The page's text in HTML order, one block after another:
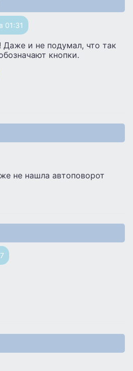
01:31
Даже и не подумал, что так
кнопки.
не нашла автоповорот